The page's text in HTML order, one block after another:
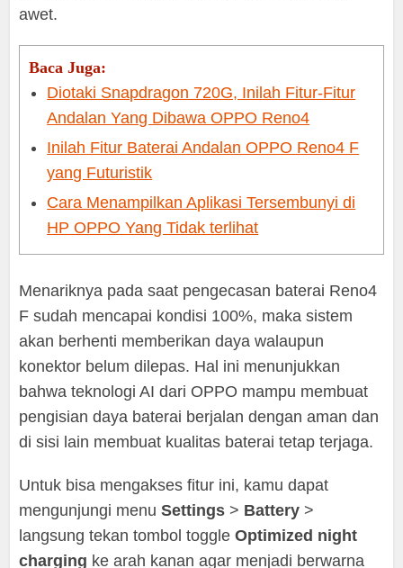
awet.
Baca Juga:
Diotaki Snapdragon 720G, Inilah Fitur-Fitur
Andalan Yang Dibawa OPPO Reno4
Inilah Fitur Baterai Andalan OPPO Reno4 F
yang Futuristik
Cara Menampilkan Aplikasi Tersembunyi di
HP OPPO Yang Tidak terlihat
Menariknya pada saat pengecasan baterai Reno4
F sudah mencapai kondisi 100%, maka sistem
akan berhenti memberikan daya walaupun
konektor belum dilepas. Hal ini menunjukkan
bahwa teknologi AI dari OPPO mampu membuat
pengisian daya baterai berjalan dengan aman dan
di sisi lain membuat kualitas baterai tetap terjaga.
Untuk bisa mengakses fitur ini, kamu dapat
mengunjungi menuSettings > Battery >
langsung tekan tombol toggleOptimized night
charging ke arah kanan agar menjadi berwarna